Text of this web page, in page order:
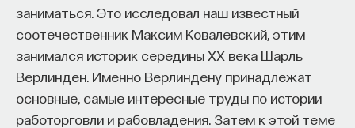
заниматься. Это исследовал наш известный
соотечественник Максим Ковалевский, этим
занимался историк середины XX века Шарль
Верлинден. Именно Верлиндену принадлежат
основные, самые интересные труды по истории
работорговли и рабовладения. Затем к этой теме
ПОДДЕРЖАТЬ ПОСТНАУКУ